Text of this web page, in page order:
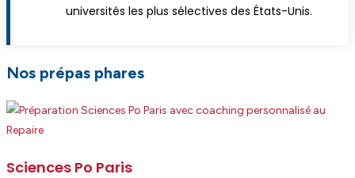
universités les plus sélectives des États-Unis.
Nos prépas phares
Sciences Po Paris